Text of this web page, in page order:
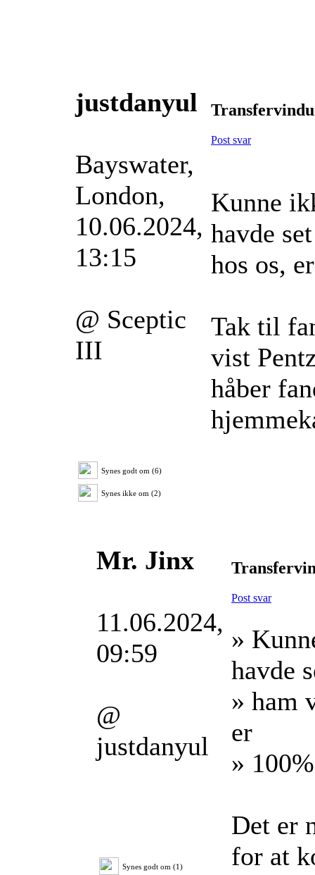
justdanyul
Bayswater,
London,
10.06.2024,
13:15
@ Sceptic
III
Synes godt om (6)
Synes ikke om (2)
Post svar
Kunne
havde
hos os,
Tak til
vist
håber
Mr. Jinx
11.06.2024,
09:59
@
justdanyul
Synes godt om (1)
Post svar
»
havde
» ham
er
»
Det er
for at